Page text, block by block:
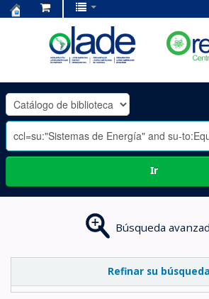
OLADE
-
Ir
Búsqueda
Refinar su búsqueda